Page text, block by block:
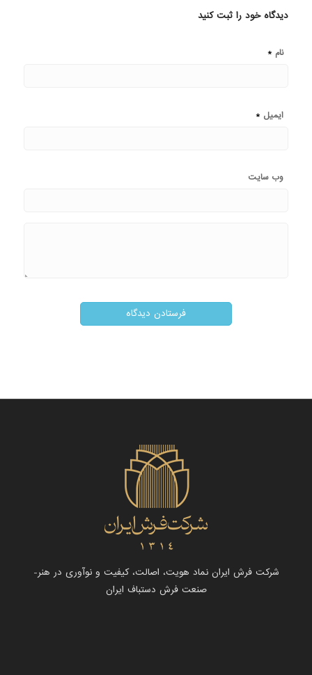
دیدگاه خود را ثبت کنید
نام *
ایمیل *
وب‌ سایت
شرکت فرش ایران نماد هویت، اصالت، کیفیت و نوآوری در هنر-
صنعت فرش دستباف ایران